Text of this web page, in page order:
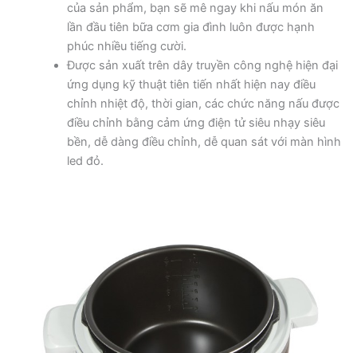
của sản phẩm, bạn sẽ mê ngay khi nấu món ăn
lần đầu tiên bữa cơm gia đình luôn được hạnh
phúc nhiều tiếng cười.
Được sản xuất trên dây truyền công nghệ hiện đại
ứng dụng kỹ thuật tiên tiến nhất hiện nay điều
chỉnh nhiệt độ, thời gian, các chức năng nấu được
điều chỉnh bằng cảm ứng điện tử siêu nhạy siêu
bền, dễ dàng điều chỉnh, dễ quan sát với màn hình
led đỏ.